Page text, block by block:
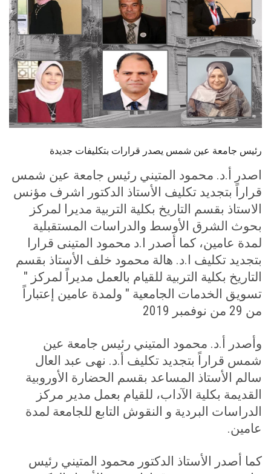
الطلاب
هيئة التدريس
الدراسات العليا
الخريجين
الزائـرون
سجل الان
رئيس جامعة عين شمس يصدر قرارات بتكليفات جديدة
اصدر أ.د. محمود المتيني رئيس جامعة عين شمس
قراراً بتجديد تكليف الأستاذ الدكتور اشرف مؤنس
الاستاذ بقسم التاريخ بكلية التربية مديرا لمركز
بحوث الشرق الأوسط والدراسات المستقبلية
لمدة عامين، كما أصدر ا.د محمود المتينى قرارا
بتجديد تكليف ا.د. هالة محمود خلف الأستاذ بقسم
التاريخ بكلية التربية للقيام بالعمل مديراً لمركز "
تسويق الخدمات الجامعية " ولمدة عامين إعتباراً
من 29 من نوفمبر 2019
وأصدر أ.د. محمود المتيني رئيس جامعة عين
شمس قراراً بتجديد تكليف أ.د. نهى عبد العال
سالم الأستاذ المساعد بقسم الحضارة الأوروبية
القديمة بكلية الآداب، للقيام بعمل مدير مركز
الدراسات البردية و النقوش التابع للجامعة لمدة
عامين.
كما أصدر الأستاذ الدكتور محمود المتيني رئيس